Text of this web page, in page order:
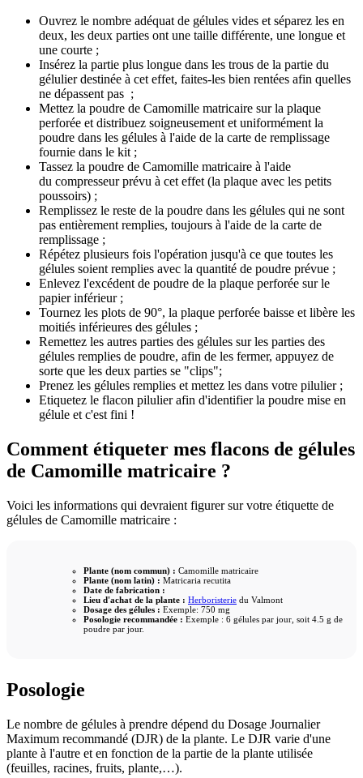
Ouvrez le nombre adéquat de gélules vides et séparez les en
deux, les deux parties ont une taille différente, une longue et
une courte ;
Insérez la partie plus longue dans les trous de la partie du
gélulier destinée à cet effet, faites-les bien rentées afin quelles
ne dépassent pas ;
Mettez la poudre de Camomille matricaire sur la plaque
perforée et distribuez soigneusement et uniformément la
poudre dans les gélules à l'aide de la carte de remplissage
fournie dans le kit ;
Tassez la poudre de Camomille matricaire à l'aide
du compresseur prévu à cet effet (la plaque avec les petits
poussoirs) ;
Remplissez le reste de la poudre dans les gélules qui ne sont
pas entièrement remplies, toujours à l'aide de la carte de
remplissage ;
Répétez plusieurs fois l'opération jusqu'à ce que toutes les
gélules soient remplies avec la quantité de poudre prévue ;
Enlevez l'excédent de poudre de la plaque perforée sur le
papier inférieur ;
Tournez les plots de 90°, la plaque perforée baisse et libère les
moitiés inférieures des gélules ;
Remettez les autres parties des gélules sur les parties des
gélules remplies de poudre, afin de les fermer, appuyez de
sorte que les deux parties se "clips";
Prenez les gélules remplies et mettez les dans votre pilulier ;
Etiquetez le flacon pilulier afin d'identifier la poudre mise en
gélule et c'est fini !
Comment étiqueter mes flacons de gélules
de Camomille matricaire ?
Voici les informations qui devraient figurer sur votre étiquette de
gélules de Camomille matricaire :
Plante (nom commun) : Camomille matricaire
Plante (nom latin) : Matricaria recutita
Date de fabrication :
Lieu d'achat de la plante : Herboristerie du Valmont
Dosage des gélules : Exemple: 750 mg
Posologie recommandée : Exemple : 6 gélules par jour, soit 4.5 g de
poudre par jour.
Posologie
Le nombre de gélules à prendre dépend du Dosage Journalier
Maximum recommandé (DJR) de la plante. Le DJR varie d'une
plante à l'autre et en fonction de la partie de la plante utilisée
(feuilles, racines, fruits, plante,…).